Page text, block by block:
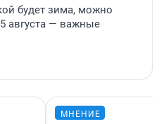
будет зима, можно
августа — важные
МНЕНИЕ